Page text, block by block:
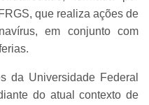
que realiza ações de
em conjunto com
da Universidade Federal
do atual contexto de